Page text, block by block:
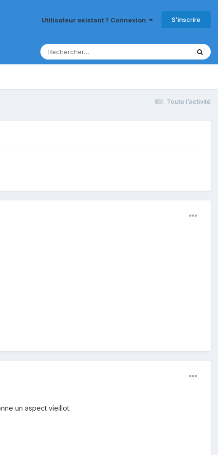
Utilisateur existant ? Connexion S’inscrire
Toute l’activité
un aspect vieillot.